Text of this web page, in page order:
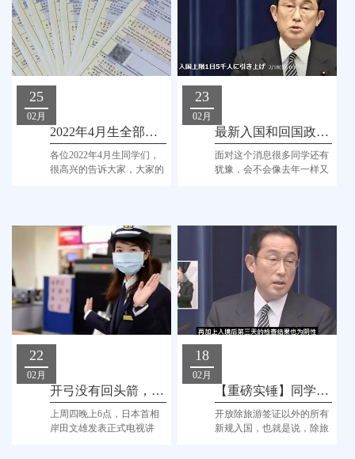
25
02月
2022年4月生全部下签！入境工作进行中！
各位2022年4月生同学们，
很高兴的告诉大家，大家的
23
02月
最新入国和回国政策双出炉，我们应该怎么做？
面对这个消息很多同学还有
犹豫，会不会像去年一样又
22
02月
开弓没有回头箭，日本3月开放实锤！！
上周四晚上6点，日本首相
岸田文雄发表正式电视讲
18
02月
【重磅实锤】同学们3月份开始就能进来啦！！！！
开放除旅游签证以外的所有
新规入国，也就是说，除旅